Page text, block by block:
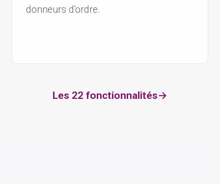
donneurs d'ordre.
Les 22 fonctionnalités→